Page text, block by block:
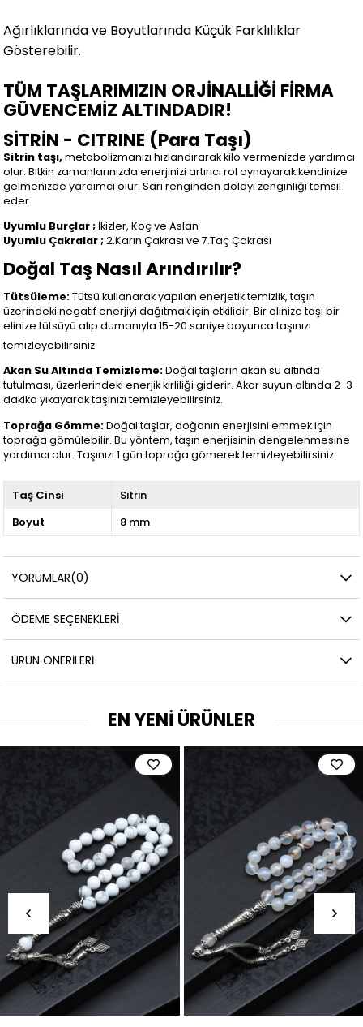
Ağırlıklarında ve Boyutlarında Küçük Farklılıklar
Gösterebilir.
TÜM TAŞLARIMIZIN ORJİNALLİĞİ FİRMA
GÜVENCEMİZ ALTINDADIR!
SİTRİN - CITRINE (Para Taşı)
Sitrin taşı,metabolizmanızı hızlandırarak kilo vermenizde yardımcı
olur. Bitkin zamanlarınızda enerjinizi artırıcı rol oynayarak kendinize
gelmenizde yardımcı olur. Sarı renginden dolayı zenginliği temsil
eder.
Uyumlu Burçlar ; İkizler, Koç ve Aslan
Uyumlu Çakralar ;2.Karın Çakrası ve 7.Taç Çakrası
Doğal Taş Nasıl Arındırılır?
Tütsüleme:Tütsü kullanarak yapılan enerjetik temizlik, taşın
üzerindeki negatif enerjiyi dağıtmak için etkilidir. Bir elinize taşı bir
elinize tütsüyü alıp dumanıyla 15-20 saniye boyunca taşınızı
temizleyebilirsiniz.
Akan Su Altında Temizleme:Doğal taşların akan su altında
tutulması, üzerlerindeki enerjik kirliliği giderir. Akar suyun altında 2-3
dakika yıkayarak taşınızı temizleyebilirsiniz.
Toprağa Gömme:Doğal taşlar, doğanın enerjisini emmek için
toprağa gömülebilir. Bu yöntem, taşın enerjisinin dengelenmesine
yardımcı olur. Taşınızı 1 gün toprağa gömerek temizleyebilirsiniz.
Taş Cinsi
Sitrin
Boyut
8 mm
YORUMLAR(0)
ÖDEME SEÇENEKLERI
ÜRÜN ÖNERILERI
EN YENİ ÜRÜNLER